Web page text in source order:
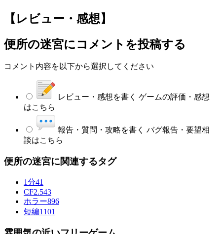
【レビュー・感想】
便所の迷宮にコメントを投稿する
コメント内容を以下から選択してください
レビュー・感想を書く ゲームの評価・感想
はこちら
報告・質問・攻略を書く バグ報告・要望相
談はこちら
便所の迷宮に関連するタグ
1分41
CF2.543
ホラー896
短編1101